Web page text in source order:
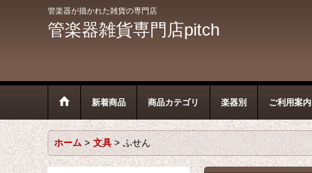
管楽器が描かれた雑貨の専門店
管楽器雑貨専門店pitch
新着商品 商品カテゴリ 楽器別 ご利用案内
ホーム > 文具 > ふせん